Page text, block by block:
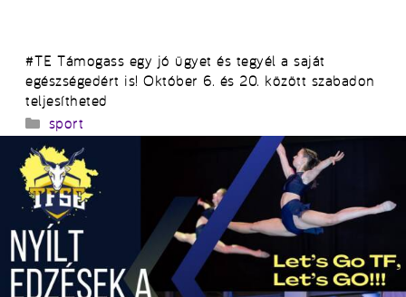
#TE Támogass egy jó ügyet és tegyél a saját
egészségedért is! Október 6. és 20. között szabadon
teljesítheted
Kategória
sport